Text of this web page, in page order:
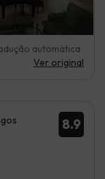
automática
Ver original
8.9